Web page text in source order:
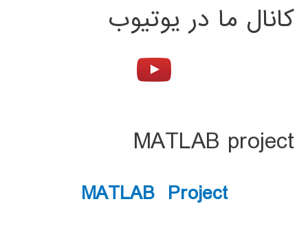
کانال ما در یوتیوب
MATLAB project
MATLAB Project